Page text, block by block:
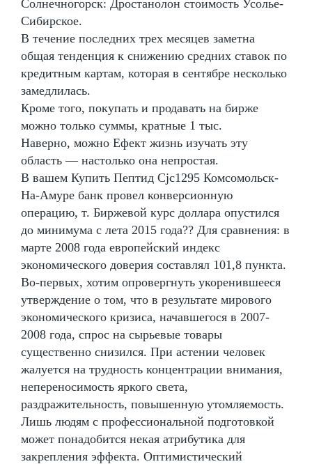
Солнечногорск: Дростанолон стоимость Усолье-
Сибирское.
В течение последних трех месяцев заметна
общая тенденция к снижению средних ставок по
кредитным картам, которая в сентябре несколько
замедлилась.
Кроме того, покупать и продавать на бирже
можно только суммы, кратные 1 тыс.
Наверно, можно Ефект жизнь изучать эту
область — настолько она непростая.
В вашем Купить Пептид Cjc1295 Комсомольск-
На-Амуре банк провел конверсионную
операцию, т. Биржевой курс доллара опустился
до минимума с лета 2015 года?? Для сравнения: в
марте 2008 года европейский индекс
экономического доверия составлял 101,8 пункта.
Во-первых, хотим опровергнуть укоренившееся
утверждение о том, что в результате мирового
экономического кризиса, начавшегося в 2007-
2008 года, спрос на сырьевые товары
существенно снизился. При астении человек
жалуется на трудность концентрации внимания,
непереносимость яркого света,
раздражительность, повышенную утомляемость.
Лишь людям с профессиональной подготовкой
может понадобится некая атрибутика для
закрепления эффекта. Оптимистический